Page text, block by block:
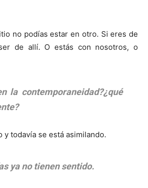
no podías estar en otro. Si eres de
de allí. O estás con nosotros, o
la contemporaneidad?¿qué
y todavía se está asimilando.
ya no tienen sentido.